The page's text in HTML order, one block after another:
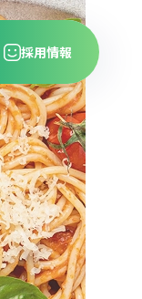
採用情報